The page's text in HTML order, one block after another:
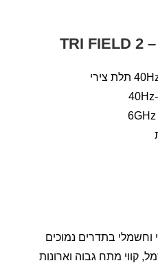
בתדרים נמוכים
גבוה וארונות